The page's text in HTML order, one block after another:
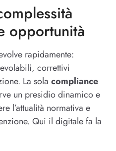
opportunità
rapidamente:
correttivi
La sola compliance
un presidio dinamico e
l’attualità normativa e
Qui il digitale fa la